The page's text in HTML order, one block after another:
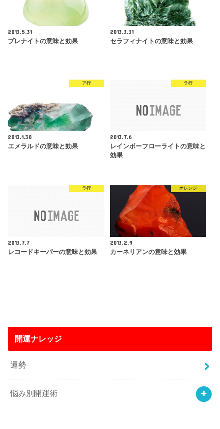
2013.5.31
プレナイトの意味と効果
2013.3.31
セラフィナイトの意味と効果
ア行
2013.1.30
エメラルドの意味と効果
ラ行
2013.7.6
レインボーフローライトの意味と
効果
ラ行
2013.7.7
レコードキーパーの意味と効果
オレンジ
2013.2.9
カーネリアンの意味と効果
開運ナレッジ
運勢
悩み別開運術